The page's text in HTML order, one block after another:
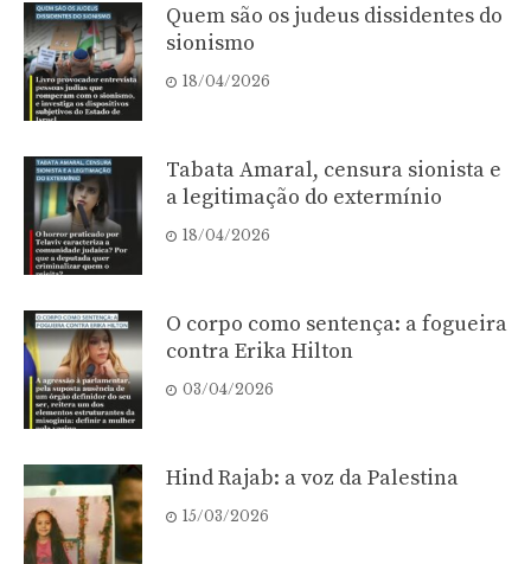
Quem são os judeus dissidentes do
sionismo
18/04/2026
Tabata Amaral, censura sionista e
a legitimação do extermínio
18/04/2026
O corpo como sentença: a fogueira
contra Erika Hilton
03/04/2026
Hind Rajab: a voz da Palestina
15/03/2026